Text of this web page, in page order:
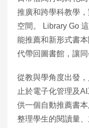
推廣和跨學科教學
空間。 Library Go
能推薦和新形式書
代帶回圖書館，讓同
從教與學角度出發
止於電子化管理及
供一個自動推薦書
整理學生的閱讀量